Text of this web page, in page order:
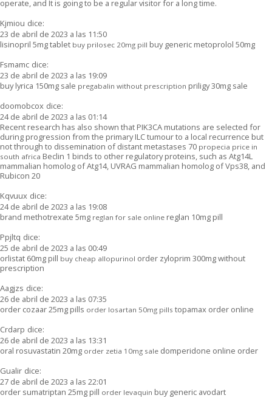
operate, and It is going to be a regular visitor for a long time.
Kjmiou dice:
23 de abril de 2023 a las 11:50
lisinopril 5mg tablet buy prilosec 20mg pill buy generic metoprolol 50mg
Fsmamc dice:
23 de abril de 2023 a las 19:09
buy lyrica 150mg sale pregabalin without prescription priligy 30mg sale
doomobcox dice:
24 de abril de 2023 a las 01:14
Recent research has also shown that PIK3CA mutations are selected for
during progression from the primary ILC tumour to a local recurrence but
not through to dissemination of distant metastases 70 propecia price in
south africa Beclin 1 binds to other regulatory proteins, such as Atg14L
mammalian homolog of Atg14, UVRAG mammalian homolog of Vps38, and
Rubicon 20
Kqvuux dice:
24 de abril de 2023 a las 19:08
brand methotrexate 5mg reglan for sale online reglan 10mg pill
Ppjltq dice:
25 de abril de 2023 a las 00:49
orlistat 60mg pill buy cheap allopurinol order zyloprim 300mg without
prescription
Aagjzs dice:
26 de abril de 2023 a las 07:35
order cozaar 25mg pills order losartan 50mg pills topamax order online
Crdarp dice:
26 de abril de 2023 a las 13:31
oral rosuvastatin 20mg order zetia 10mg sale domperidone online order
Gualir dice:
27 de abril de 2023 a las 22:01
order sumatriptan 25mg pill order levaquin buy generic avodart